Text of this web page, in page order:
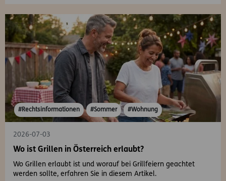
#Rechtsinformationen #Sommer #Wohnung
2026-07-03
Wo ist Grillen in Österreich erlaubt?
Wo Grillen erlaubt ist und worauf bei Grillfeiern geachtet
werden sollte, erfahren Sie in diesem Artikel.